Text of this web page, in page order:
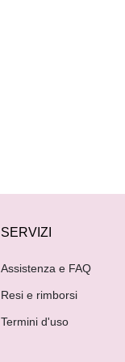
SERVIZI
Assistenza e FAQ
Resi e rimborsi
Termini d'uso